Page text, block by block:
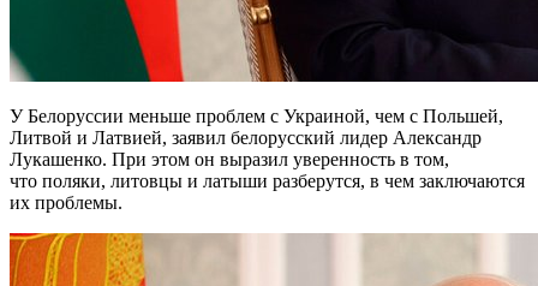
У Белоруссии меньше проблем с Украиной, чем с Польшей,
Литвой и Латвией, заявил белорусский лидер Александр
Лукашенко. При этом он выразил уверенность в том,
что поляки, литовцы и латыши разберутся, в чем заключаются
их проблемы.